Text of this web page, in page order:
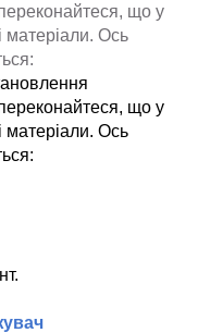
що у
матеріали. Ось
що у
матеріали. Ось